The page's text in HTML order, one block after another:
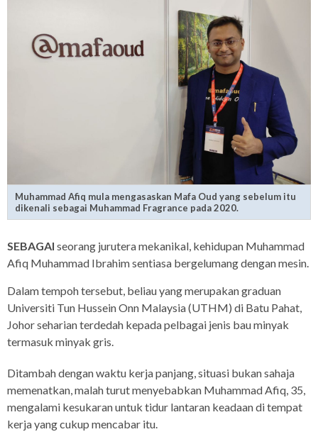
Muhammad Afiq mula mengasaskan Mafa Oud yang sebelum itu
dikenali sebagai Muhammad Fragrance pada 2020.
SEBAGAI seorang jurutera mekanikal, kehidupan Muhammad
Afiq Muhammad Ibrahim sentiasa bergelumang dengan mesin.
Dalam tempoh tersebut, beliau yang merupakan graduan
Universiti Tun Hussein Onn Malaysia (UTHM) di Batu Pahat,
Johor seharian terdedah kepada pelbagai jenis bau minyak
termasuk minyak gris.
Ditambah dengan waktu kerja panjang, situasi bukan sahaja
memenatkan, malah turut menyebabkan Muhammad Afiq, 35,
mengalami kesukaran untuk tidur lantaran keadaan di tempat
kerja yang cukup mencabar itu.